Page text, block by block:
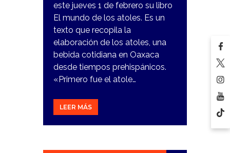
este jueves 1 de febrero su libro
El mundo de los atoles. Es un
texto que recopila la
elaboración de los atoles, una
bebida cotidiana en Oaxaca
desde tiempos prehispánicos.
«Primero fue el atole…
LEER MÁS
28